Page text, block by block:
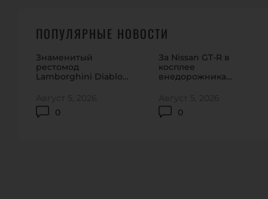
ПОПУЛЯРНЫЕ НОВОСТИ
Знаменитый
рестомод
Lamborghini Diablo
0
Август 5, 2026
За Nissan GT-R в
косплее
внедорожника
полцены
0
Август 5, 2026